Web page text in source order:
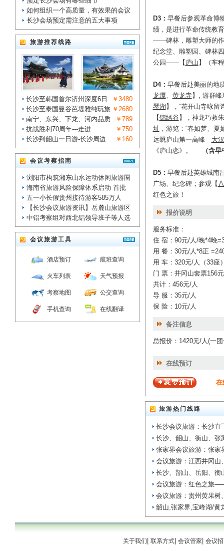
如何组织一个高质量，有效果的会议
长沙会场预定需注意的五大事项
旅游推荐线路
长沙至韩国首尔济州深度6日
￥3480
长沙至泰国曼谷芭堤雅纯玩旅 ￥2680
南宁、东兴、下龙、河内品质
￥789
抗战胜利70周年---走进
￥750
长沙到韶山一日游-长沙周边
￥160
会议考察指南
浏阳市构筑湘东山水运动休闲旅游圈
海南省旅游风险保障体系启动 首批
五一小长假贵州接待游客585万人
【长沙会议旅游资讯】岳麓山旅游区
中铝考察组对西北铝领导班子等人选
会议旅游工具
酒店预订 航班查询
火车列表 天气预报
考察地图 公交查询
手机查询 在线翻译
D3： 早餐后参观革命博
绩，是进行革命传统教
——碑林，雕塑大师的作
纪念堂、雕塑园、碑林
公园——【 庐山 】
D4： 早餐后赴美丽的
龙潭、 黄龙寺】, 游群峰
琴湖 】，“花开山寺咏留
【锦绣谷】，神龙巧救
址 ，游览：“春如梦、
远眺庐山第一高峰—大
《庐山恋》。
（含
D5： 早餐后赴英雄城南
广场、纪念碑；参观【
红色
报价说明
服务标准：
住 宿：90元/人/晚*4晚
用 餐：30元/人*8正
用 车：320元/人（33座
门 票：井冈山套票156
共计：456元/人
导 服：35元/人
保 险：10元/人
备注信息
总报价：1420元/人(一
在线预订
在
旅游热门线路
长沙会议旅游：长沙直
长沙、韶山、衡山、张
张家界会议旅游：张家
会议旅游：江西井冈山
长沙、韶山、岳阳、衡
会议旅游：红色之旅
会议旅游：贵州黄果树
韶山,张家界,宝峰湖/黄
关于我们 联系方式 会议管家 会议